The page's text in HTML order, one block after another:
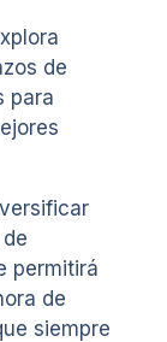
de
para
permitirá
de
siempre